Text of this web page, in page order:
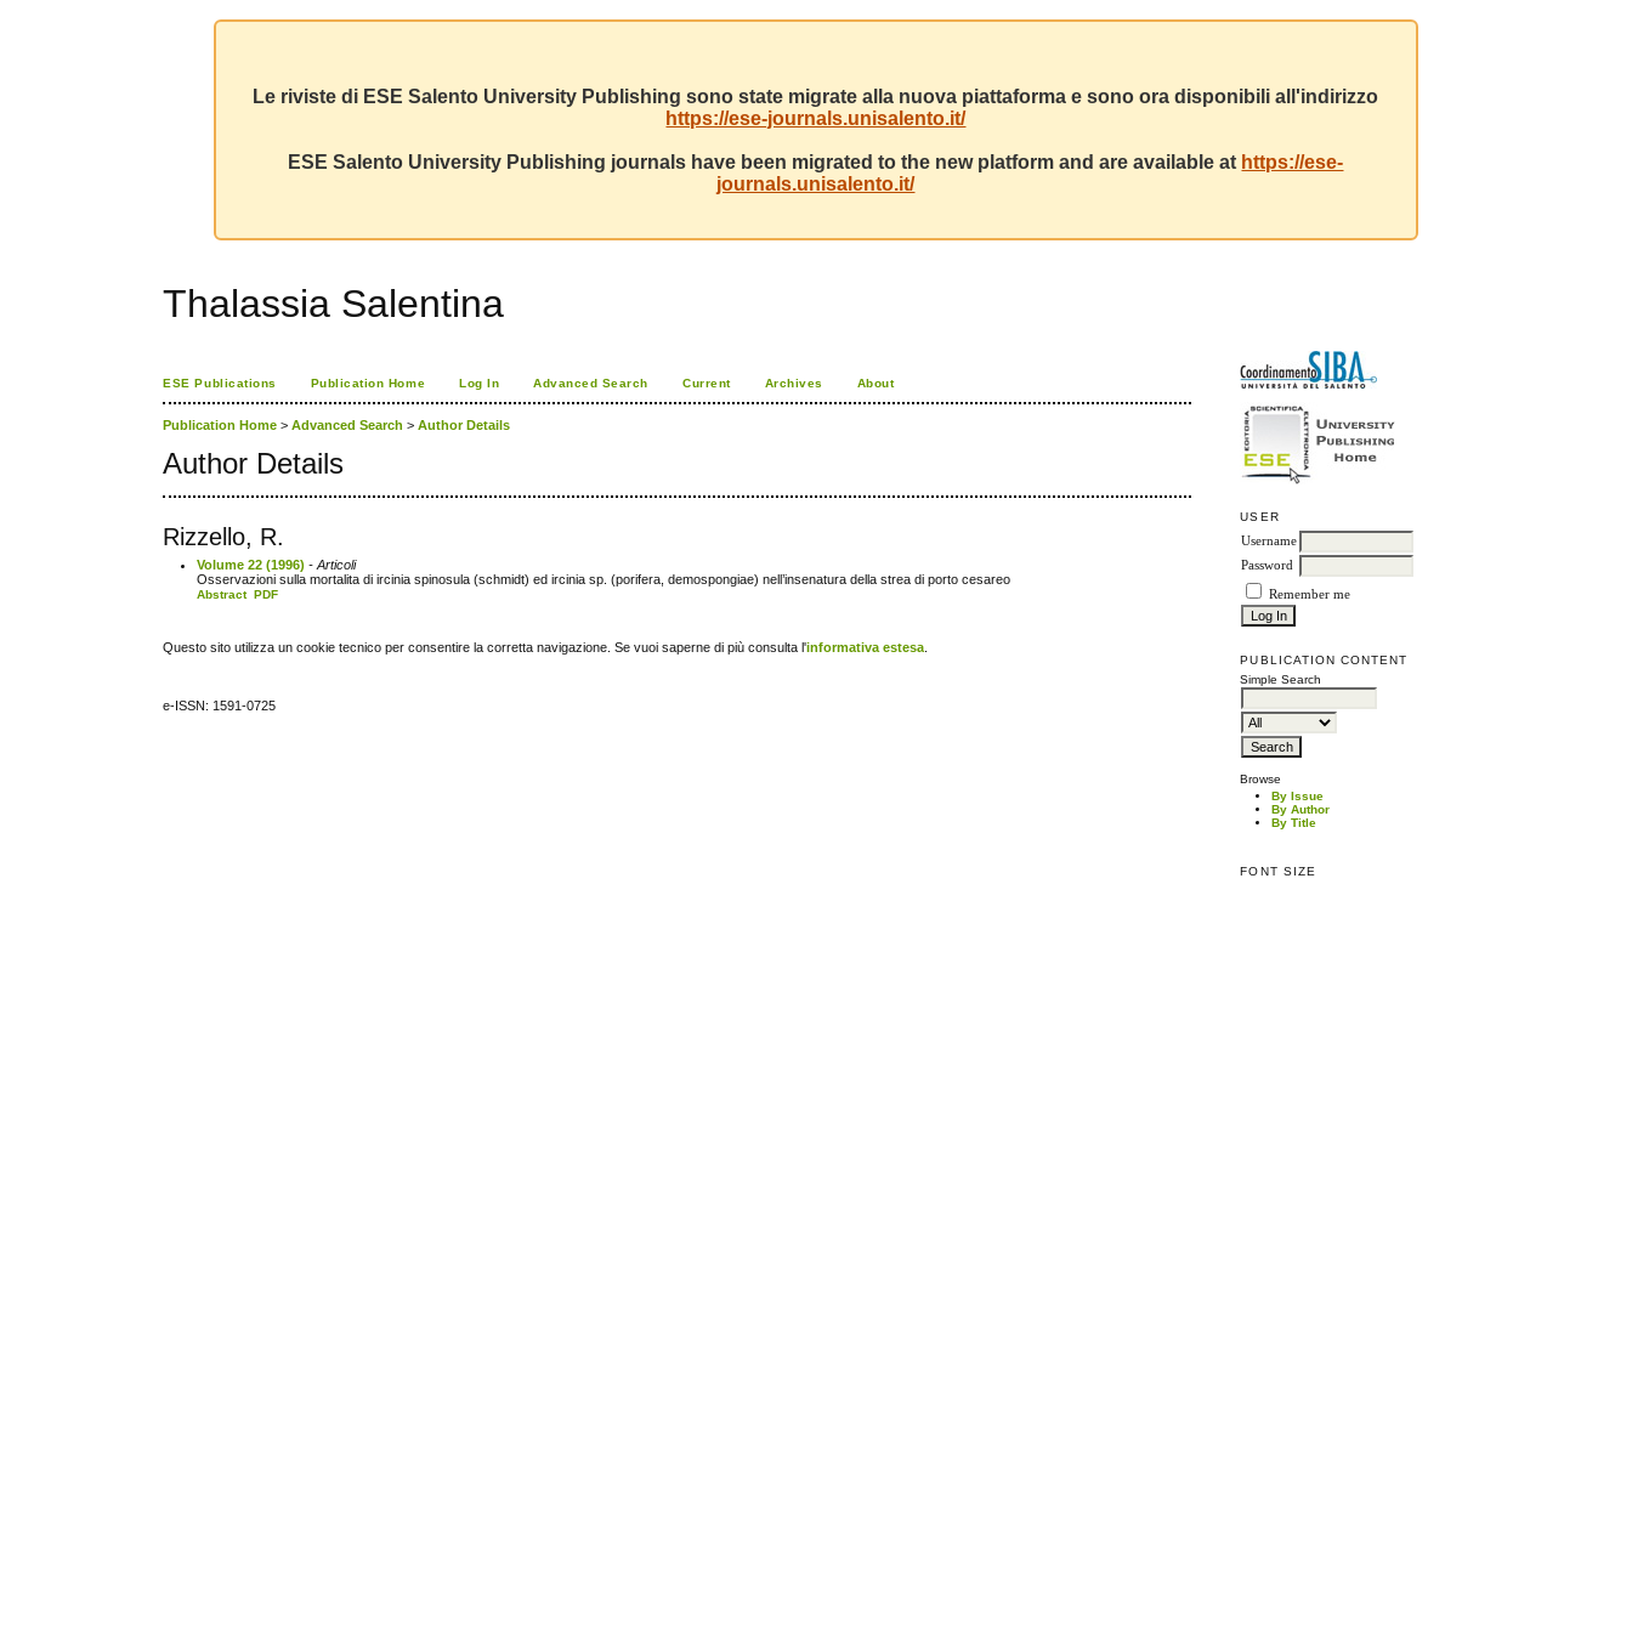
Le riviste di ESE Salento University Publishing sono state migrate alla nuova piattaforma e sono ora disponibili all'indirizzo
https://ese-journals.unisalento.it/
ESE Salento University Publishing journals have been migrated to the new platform and are available at https://ese-
journals.unisalento.it/
Thalassia Salentina
USER
Username
Password
Remember me
PUBLICATION CONTENT
Simple Search
Browse
By Issue
By Author
By Title
FONT SIZE
ESE Publications Publication Home Log In Advanced Search Current Archives About
Publication Home >Advanced Search >Author Details
Author Details
Rizzello, R.
Volume 22 (1996) - Articoli
Osservazioni sulla mortalita di ircinia spinosula (schmidt) ed ircinia sp. (porifera, demospongiae) nell’insenatura della strea di porto cesareo
Abstract PDF
Questo sito utilizza un cookie tecnico per consentire la corretta navigazione. Se vuoi saperne di più consulta l'informativa estesa
e-ISSN: 1591-0725